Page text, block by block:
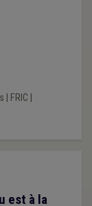
FRIC
est à la